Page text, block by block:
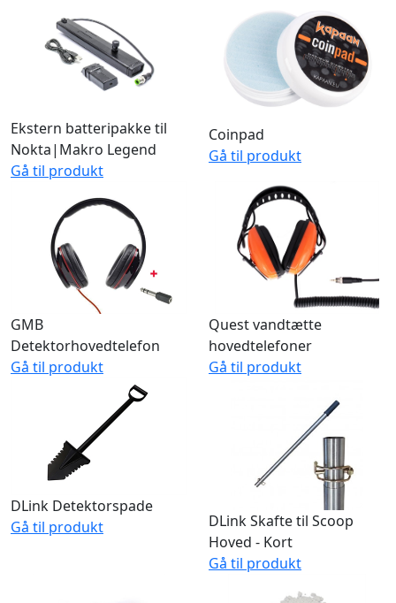
Ekstern batteripakke til
Nokta|Makro Legend
Gå til produkt
Coinpad
Gå til produkt
GMB
Detektorhovedtelefon
Gå til produkt
Quest vandtætte
hovedtelefoner
Gå til produkt
DLink Detektorspade
Gå til produkt
DLink Skafte til Scoop
Hoved - Kort
Gå til produkt